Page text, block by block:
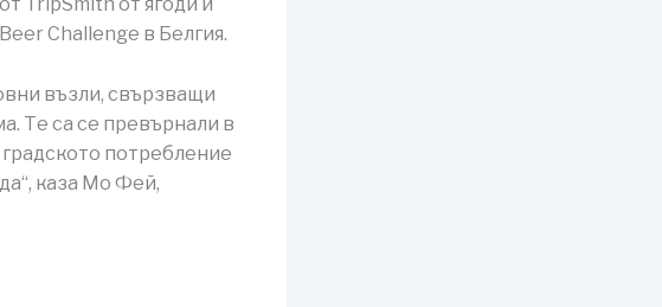
Challenge в Белгия.
възли, свързващи
Те са се превърнали в
потребление
каза Мо Фей,